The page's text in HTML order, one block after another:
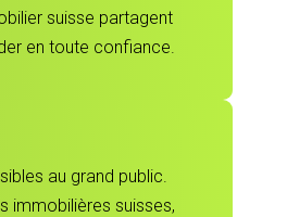
suisse partagent
en toute confiance.
au grand public.
immobilières suisses,